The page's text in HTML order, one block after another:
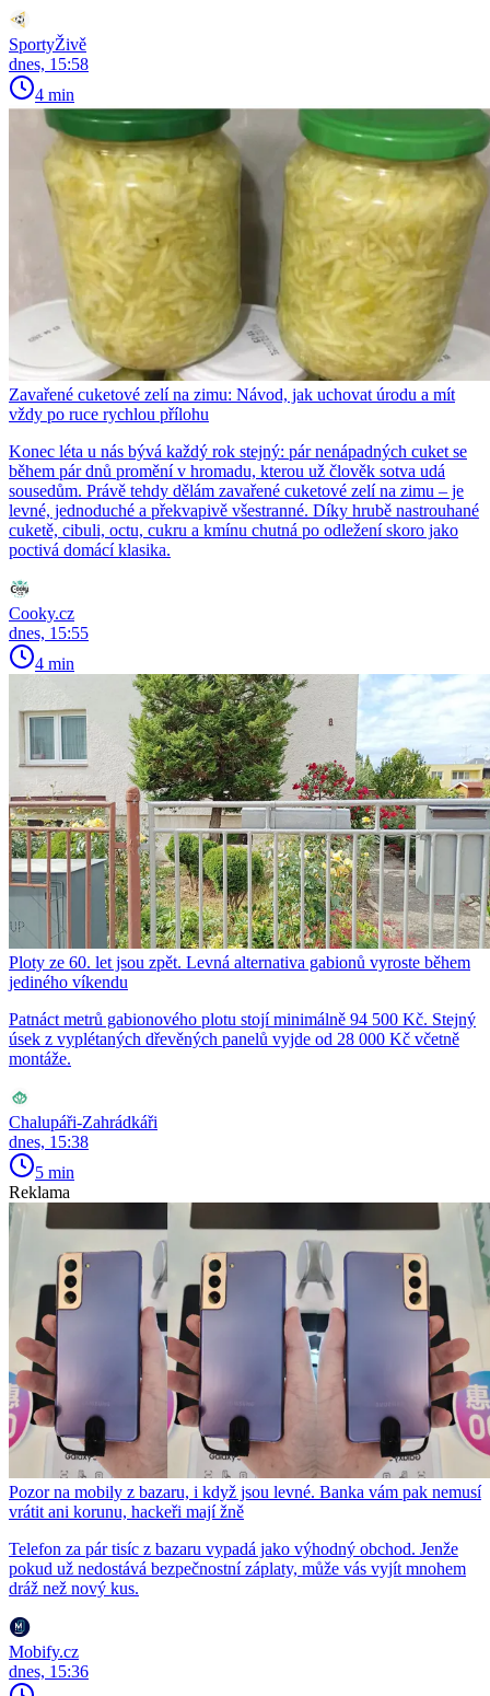
SportyŽivě
dnes, 15:58
4 min
Zavařené cuketové zelí na zimu: Návod, jak uchovat úrodu a mít
vždy po ruce rychlou přílohu
Konec léta u nás bývá každý rok stejný: pár nenápadných cuket se
během pár dnů promění v hromadu, kterou už člověk sotva udá
sousedům. Právě tehdy dělám zavařené cuketové zelí na zimu – je
levné, jednoduché a překvapivě všestranné. Díky hrubě nastrouhané
cuketě, cibuli, octu, cukru a kmínu chutná po odležení skoro jako
poctivá domácí klasika.
Cooky.cz
dnes, 15:55
4 min
Ploty ze 60. let jsou zpět. Levná alternativa gabionů vyroste během
jediného víkendu
Patnáct metrů gabionového plotu stojí minimálně 94 500 Kč. Stejný
úsek z vyplétaných dřevěných panelů vyjde od 28 000 Kč včetně
montáže.
Chalupáři-Zahrádkáři
dnes, 15:38
5 min
Reklama
Pozor na mobily z bazaru, i když jsou levné. Banka vám pak nemusí
vrátit ani korunu, hackeři mají žně
Telefon za pár tisíc z bazaru vypadá jako výhodný obchod. Jenže
pokud už nedostává bezpečnostní záplaty, může vás vyjít mnohem
dráž než nový kus.
Mobify.cz
dnes, 15:36